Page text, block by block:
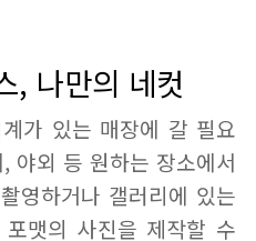
, 나만의 네컷
가 있는 매장에 갈 필요
야외 등 원하는 장소에서
영하거나 갤러리에 있는
맷의 사진을 제작할 수